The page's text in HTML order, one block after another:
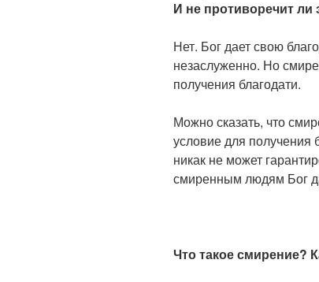
И не противоречит
Нет. Бог дает свою
незаслуженно. Но
получения благодати.
Можно сказать, что
условие для получения
никак не может
смиренным людям Бог
Что такое смирение?